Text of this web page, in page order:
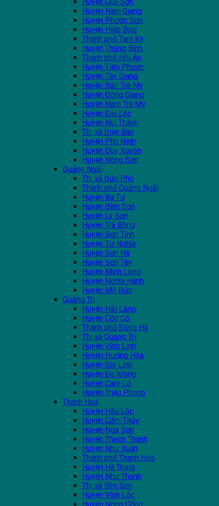
Huyện Nam Giang
Huyện Phước Sơn
Huyện Hiệp Đức
Thành phố Tam Kỳ
Huyện Thăng Bình
Thành phố Hội An
Huyện Tiên Phước
Huyện Tây Giang
Huyện Bắc Trà My
Huyện Đông Giang
Huyện Nam Trà My
Huyện Đại Lộc
Huyện Núi Thành
Thị xã Điện Bàn
Huyện Phú Ninh
Huyện Duy Xuyên
Huyện Nông Sơn
Quảng Ngãi
Thị xã Đức Phổ
Thành phố Quảng Ngãi
Huyện Ba Tơ
Huyện Bình Sơn
Huyện Lý Sơn
Huyện Trà Bồng
Huyện Sơn Tịnh
Huyện Tư Nghĩa
Huyện Sơn Hà
Huyện Sơn Tây
Huyện Minh Long
Huyện Nghĩa Hành
Huyện Mộ Đức
Quảng Trị
Huyện Hải Lăng
Huyện Cồn Cỏ
Thành phố Đông Hà
Thị xã Quảng Trị
Huyện Vĩnh Linh
Huyện Hướng Hóa
Huyện Gio Linh
Huyện Đa Krông
Huyện Cam Lộ
Huyện Triệu Phong
Thanh Hoá
Huyện Hậu Lộc
Huyện Cẩm Thủy
Huyện Nga Sơn
Huyện Thạch Thành
Huyện Như Xuân
Thành phố Thanh Hóa
Huyện Hà Trung
Huyện Như Thanh
Thị xã Bỉm Sơn
Huyện Vĩnh Lộc